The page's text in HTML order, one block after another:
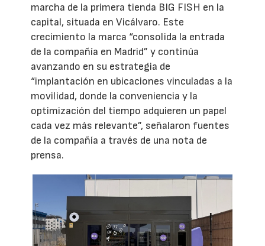
marcha de la primera tienda BIG FISH en la
capital, situada en Vicálvaro. Este
crecimiento la marca “consolida la entrada
de la compañía en Madrid” y continúa
avanzando en su estrategia de
“implantación en ubicaciones vinculadas a la
movilidad, donde la conveniencia y la
optimización del tiempo adquieren un papel
cada vez más relevante”, señalaron fuentes
de la compañía a través de una nota de
prensa.